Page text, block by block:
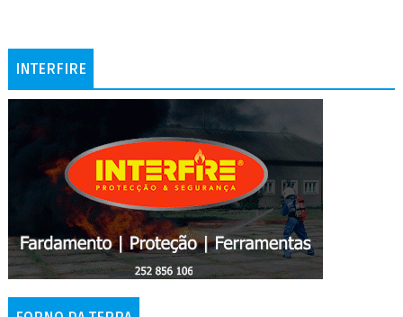
INTERFIRE